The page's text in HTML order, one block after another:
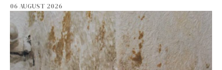
06 AUGUST 2026